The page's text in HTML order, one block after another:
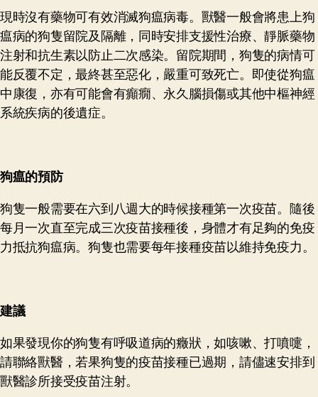
現時沒有藥物可有效消滅狗瘟病毒。獸醫一般會將患上狗
瘟病的狗隻留院及隔離，同時安排支援性治療、靜脈藥物
注射和抗生素以防止二次感染。留院期間，狗隻的病情可
能反覆不定，最終甚至惡化，嚴重可致死亡。即使從狗瘟
中康復，亦有可能會有癲癇、永久腦損傷或其他中樞神經
系統疾病的後遺症。
狗瘟的預防
狗隻一般需要在六到八週大的時候接種第一次疫苗。隨後
每月一次直至完成三次疫苗接種後，身體才有足夠的免疫
力抵抗狗瘟病。狗隻也需要每年接種疫苗以維持免疫力。
建議
如果發現你的狗隻有呼吸道病的癥狀，如咳嗽、打噴嚏，
請聯絡獸醫，若果狗隻的疫苗接種已過期，請儘速安排到
獸醫診所接受疫苗注射。